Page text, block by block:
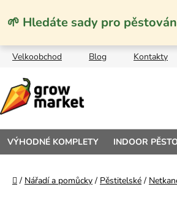
🌱 Hledáte sady pro
Velkoobchod Blog Kontakty
VÝHODNÉ KOMPLETY INDOOR
Domů
/ Nářadí a pomůcky / Pěstitelské /